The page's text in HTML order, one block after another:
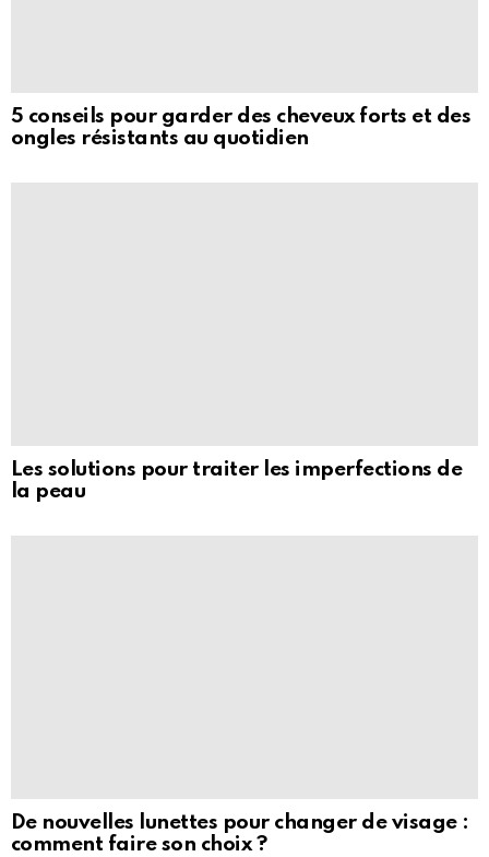
5 conseils pour garder des cheveux forts et des
ongles résistants au quotidien
Les solutions pour traiter les imperfections de
la peau
De nouvelles lunettes pour changer de visage :
comment faire son choix ?